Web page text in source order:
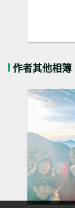
作者其他相簿